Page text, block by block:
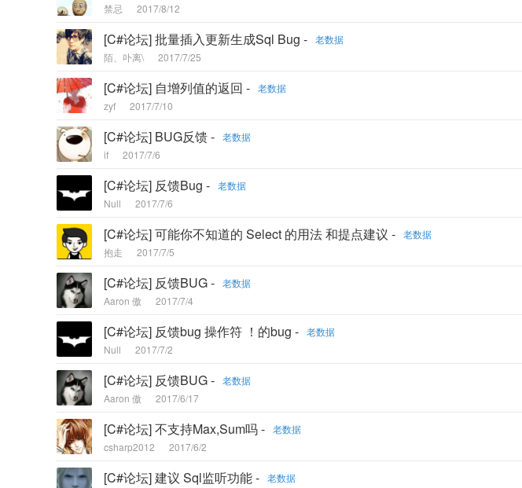
禁忌
2017/8/12
[C#论坛] 批量插入更新生成Sql Bug - 老数据
陌、卟离\
2017/7/25
[C#论坛] 自增列值的返回 - 老数据
zyf
2017/7/10
[C#论坛] BUG反馈 - 老数据
if
2017/7/6
[C#论坛] 反馈Bug - 老数据
Null
2017/7/6
[C#论坛] 可能你不知道的 Select 的用法 和提点建议 - 老数据
抱走
2017/7/5
[C#论坛] 反馈BUG - 老数据
Aaron 傲
2017/7/4
[C#论坛] 反馈bug 操作符 ！的bug - 老数据
Null
2017/7/2
[C#论坛] 反馈BUG - 老数据
Aaron 傲
2017/6/17
[C#论坛] 不支持Max,Sum吗 - 老数据
csharp2012
2017/6/2
[C#论坛] 建议 Sql监听功能 - 老数据